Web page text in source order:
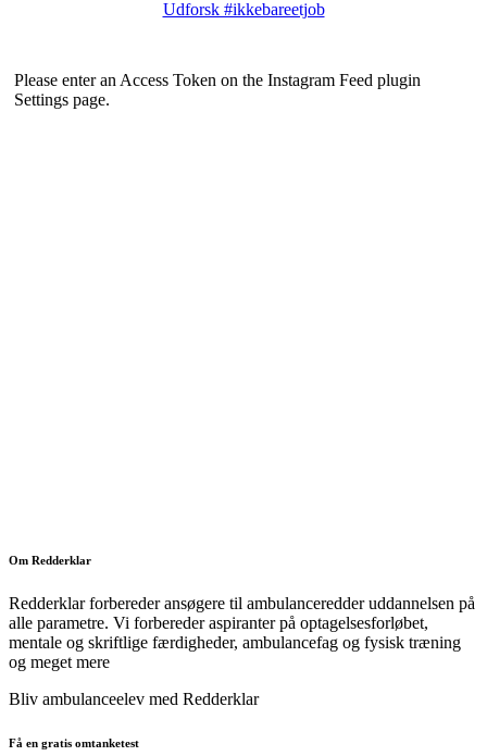
Udforsk #ikkebareetjob
Please enter an Access Token on the Instagram Feed plugin
Settings page.
Om Redderklar
Redderklar forbereder ansøgere til ambulanceredder uddannelsen på
alle parametre. Vi forbereder aspiranter på optagelsesforløbet,
mentale og skriftlige færdigheder, ambulancefag og fysisk træning
og meget mere
Bliv ambulanceelev med Redderklar
Få en gratis omtanketest